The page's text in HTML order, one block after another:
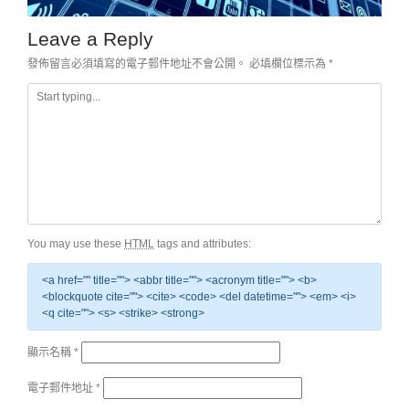
Leave a Reply
發佈留言必須填寫的電子郵件地址不會公開。 必填欄位標示為 *
You may use these HTML tags and attributes:
<a href="" title=""> <abbr title=""> <acronym title=""> <b>
<blockquote cite=""> <cite> <code> <del datetime=""> <em> <i>
<q cite=""> <s> <strike> <strong>
顯示名稱 *
電子郵件地址 *